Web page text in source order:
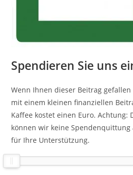
Spendieren Sie uns
Wenn Ihnen dieser Beitrag
mit einem kleinen finanziellen
Kaffee kostet einen Euro. Achtung:
können wir keine Spendenquittung
für Ihre Unterstützung.